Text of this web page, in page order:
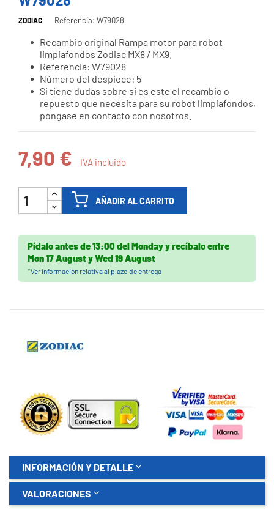
ZODIAC Referencia: W79028
Recambio original Rampa motor para robot
limpiafondos Zodiac MX8 / MX9.
Referencia: W79028
Número del despiece: 5
Si tiene dudas sobre si es este el recambio o
repuesto que necesita para su robot limpiafondos,
póngase en contacto con nosotros.
7,90 € IVA incluido
AÑADIR AL CARRITO
Pídalo antes de13:00 del Mondayy recíbaloentre
Mon 17 AugustyWed 19 August
*Ver información relativa al plazo de entrega
INFORMACIÓN Y DETALLE
VALORACIONES